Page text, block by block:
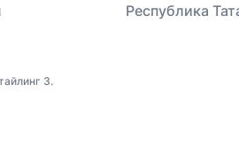
Республика
3.